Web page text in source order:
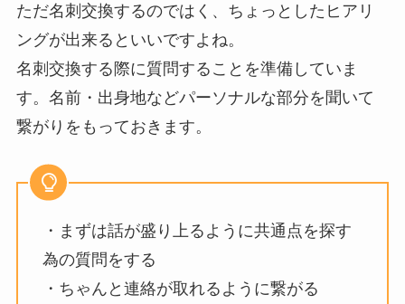
ただ名刺交換するのではく、ちょっとしたヒアリ
ングが出来るといいですよね。
名刺交換する際に質問することを準備していま
す。名前・出身地などパーソナルな部分を聞いて
繋がりをもっておきます。
・まずは話が盛り上るように共通点を探す
為の質問をする
・ちゃんと連絡が取れるように繋がる